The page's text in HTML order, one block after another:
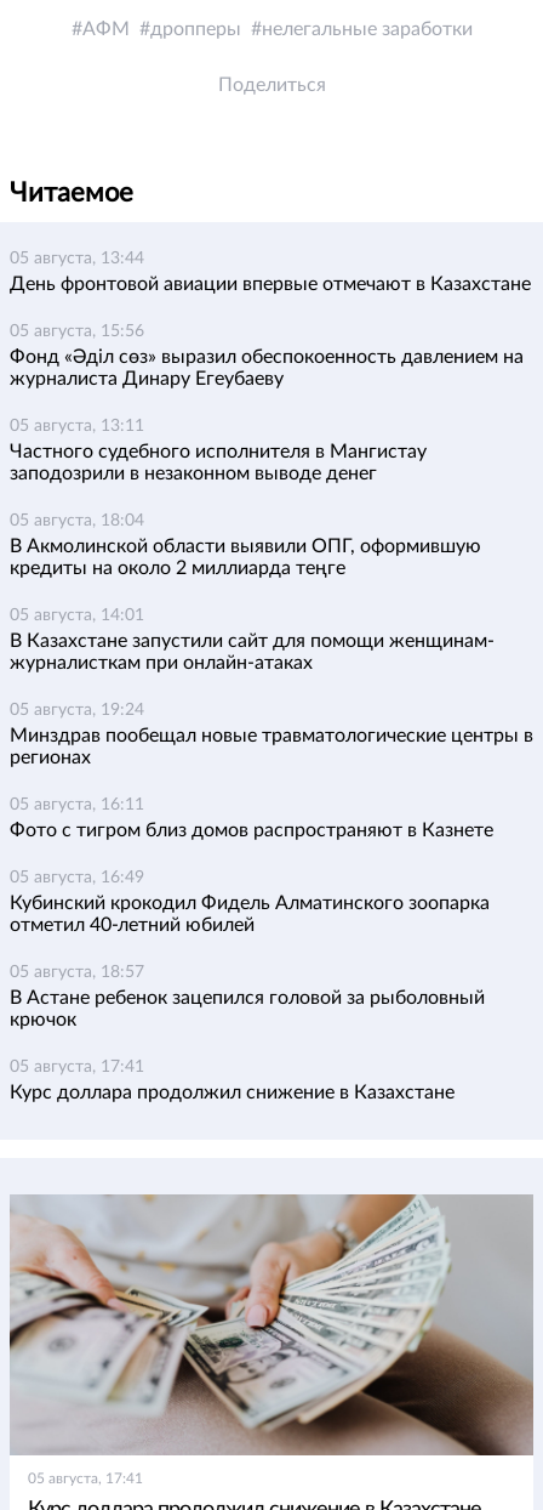
АФМ дропперы нелегальные заработки
Поделиться
Читаемое
05 августа, 13:44
День фронтовой авиации впервые отмечают в Казахстане
05 августа, 15:56
Фонд «Әділ сөз» выразил обеспокоенность давлением на
журналиста Динару Егеубаеву
05 августа, 13:11
Частного судебного исполнителя в Мангистау
заподозрили в незаконном выводе денег
05 августа, 18:04
В Акмолинской области выявили ОПГ, оформившую
кредиты на около 2 миллиарда теңге
05 августа, 14:01
В Казахстане запустили сайт для помощи женщинам-
журналисткам при онлайн-атаках
05 августа, 19:24
Минздрав пообещал новые травматологические центры в
регионах
05 августа, 16:11
Фото с тигром близ домов распространяют в Казнете
05 августа, 16:49
Кубинский крокодил Фидель Алматинского зоопарка
отметил 40-летний юбилей
05 августа, 18:57
В Астане ребенок зацепился головой за рыболовный
крючок
05 августа, 17:41
Курс доллара продолжил снижение в Казахстане
05 августа, 17:41